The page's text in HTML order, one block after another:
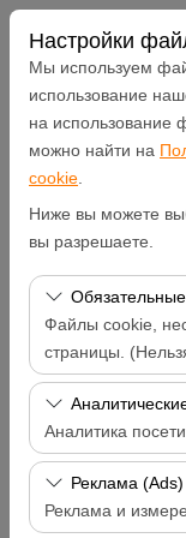
Настройки
Мы используем
использование
на
можно найти на
cookie
Ниже вы можете
вы разрешаете.
Файлы cookie,
страницы.
Эти файлы cookie
работы сайта,
базовых
Аналитика
Эти файлы cookie
используется
самые
Реклама (Ads)
Реклама и
Чувствительный
Дата и время пуска
Дата и время